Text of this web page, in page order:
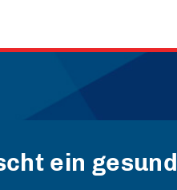
ein